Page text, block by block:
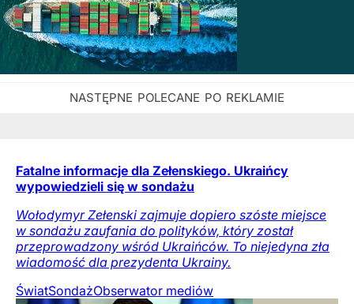
Fatalne informacje dla Zełenskiego. Ukraińcy
wypowiedzieli się w sondażu
Wołodymyr Zełenski zajmuje dopiero szóste miejsce
w sondażu zaufania do polityków, który został
przeprowadzony wśród Ukraińców. To niejedyna zła
wiadomość dla prezydenta Ukrainy.
ŚwiatSondażObserwator mediów